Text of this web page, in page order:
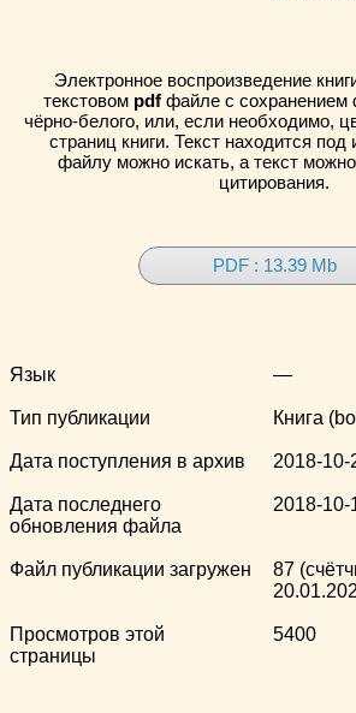
Электронное воспроизведение
текстовом pdfфайле с сохранением
чёрно-белого, или, если необходимо,
страниц книги. Текст находится
файлу можно искать, а текст
цитирования.
PDF : 13.39 Mb
Язык —
Тип публикации Книга
Дата поступления в архив 2018-10-
Дата последнего
обновления файла
2018-10-
Файл публикации загружен
87
Просмотров этой
страницы
5400